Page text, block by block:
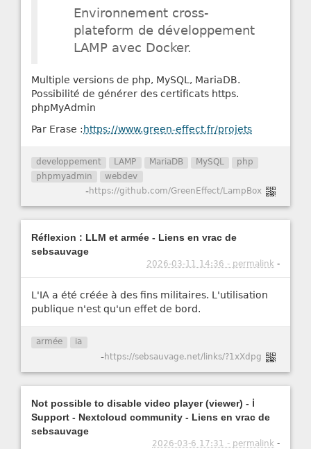
Environnement cross-
plateform de développement
LAMP avec Docker.
Multiple versions de php, MySQL, MariaDB.
Possibilité de générer des certificats https.
phpMyAdmin
Par Erase : https://www.green-effect.fr/projets
developpement LAMP MariaDB MySQL
php
phpmyadmin
webdev
-https://github.com/GreenEffect/LampBox
Réflexion : LLM et armée - Liens en vrac de
sebsauvage
2026-03-11 14:36 - permalink -
L'IA a été créée à des fins militaires. L'utilisation
publique n'est qu'un effet de bord.
armée ia
-https://sebsauvage.net/links/?1xXdpg
Not possible to disable video player (viewer) - ℹ️
Support - Nextcloud community - Liens en vrac de
sebsauvage
2026-03-6 17:31 - permalink -